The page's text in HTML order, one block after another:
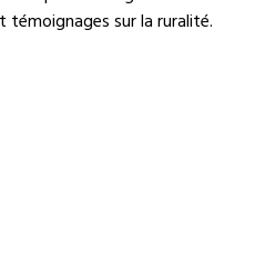
sur la ruralité.